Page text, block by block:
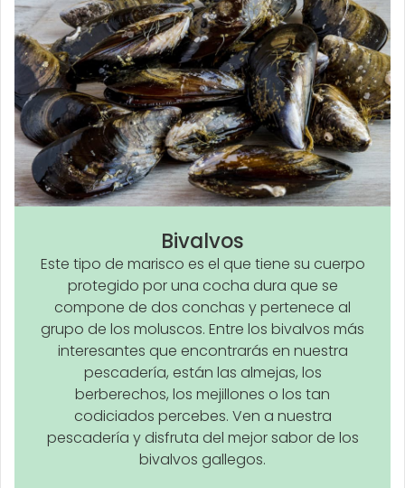
Bivalvos
Este tipo de marisco es el que tiene su cuerpo
protegido por una cocha dura que se
compone de dos conchas y pertenece al
grupo de los moluscos. Entre los bivalvos más
interesantes que encontrarás en nuestra
pescadería, están las almejas, los
berberechos, los mejillones o los tan
codiciados percebes. Ven a nuestra
pescadería y disfruta del mejor sabor de los
bivalvos gallegos.